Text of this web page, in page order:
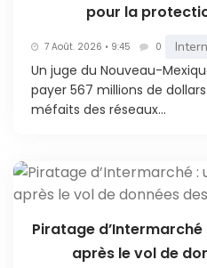
pour la
7 Août. 2026 • 9:45 0
Un juge du Nouveau-
payer 567 millions de
méfaits des réseaux...
Piratage
après le vol de